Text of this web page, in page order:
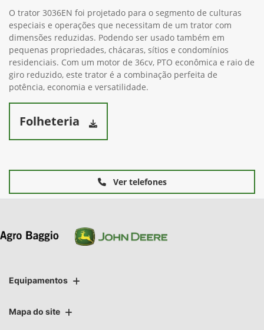
O trator 3036EN foi projetado para o segmento de culturas
especiais e operações que necessitam de um trator com
dimensões reduzidas. Podendo ser usado também em
pequenas propriedades, chácaras, sítios e condomínios
residenciais. Com um motor de 36cv, PTO econômica e raio de
giro reduzido, este trator é a combinação perfeita de
potência, economia e versatilidade.
Folheteria
Ver telefones
Equipamentos
Mapa do site